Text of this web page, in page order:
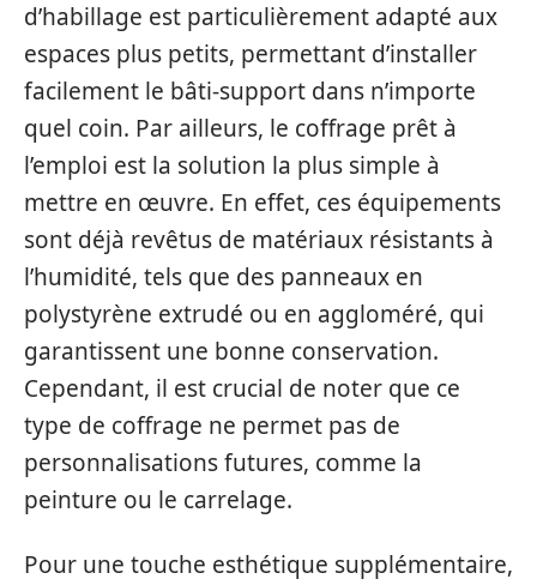
d’habillage est particulièrement adapté aux
espaces plus petits, permettant d’installer
facilement le bâti-support dans n’importe
quel coin. Par ailleurs, le coffrage prêt à
l’emploi est la solution la plus simple à
mettre en œuvre. En effet, ces équipements
sont déjà revêtus de matériaux résistants à
l’humidité, tels que des panneaux en
polystyrène extrudé ou en aggloméré, qui
garantissent une bonne conservation.
Cependant, il est crucial de noter que ce
type de coffrage ne permet pas de
personnalisations futures, comme la
peinture ou le carrelage.
Pour une touche esthétique supplémentaire,